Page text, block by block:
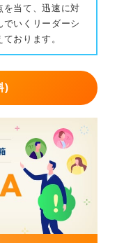
を当て、迅速に対
いくリーダーシ
おります。
)